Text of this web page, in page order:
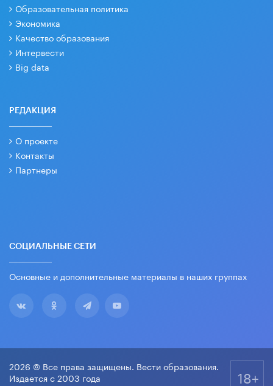
Образовательная политика
Экономика
Качество образования
Интервести
Big data
РЕДАКЦИЯ
О проекте
Контакты
Партнеры
СОЦИАЛЬНЫЕ СЕТИ
Основные и дополнительные материалы в наших группах
2026 © Все права защищены. Вести образования.
Издается с 2003 года
18+